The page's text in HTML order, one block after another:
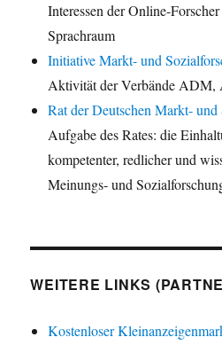
Interessen der Online-
Sprachraum
Initiative Markt- und
Aktivität der Verbände
Rat der Deutschen Markt-
Aufgabe des Rates: die
kompetenter, redlicher und
Meinungs- und
WEITERE LINKS
Kostenloser